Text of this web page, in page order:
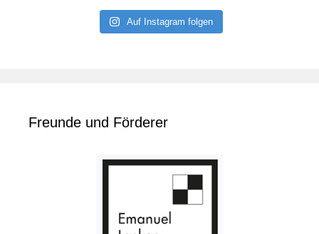
Auf Instagram folgen
Freunde und Förderer